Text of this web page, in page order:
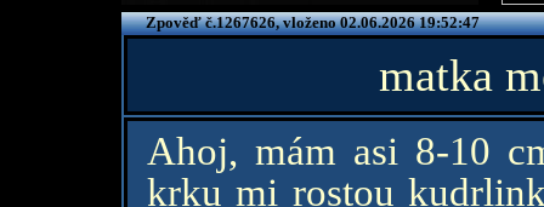
Zpověď č.1267626, vloženo 02.06.2026 19:52:47
matka
Ahoj, mám asi 8-10
krku mi rostou